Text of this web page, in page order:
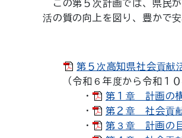
この第５次計画では、県民
活の質の向上を図り、豊かで
第５次高知県社会貢献
（令和６年度から令和１０
・
第１章 計画の
・
第２章 社会貢献
・
第３章 計画の目